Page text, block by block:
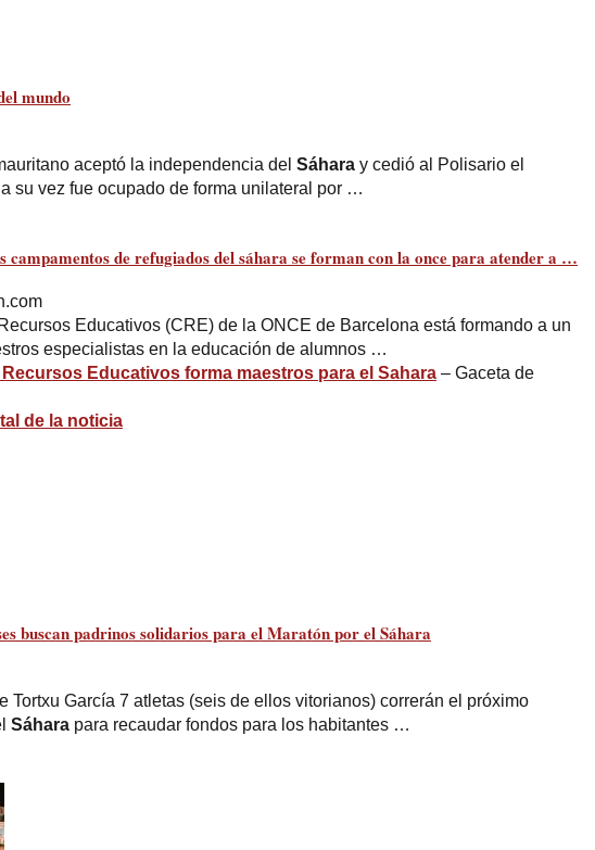
mundo
aceptó la independencia del Sáhara y cedió al Polisario el
su vez fue ocupado de forma unilateral por …
campamentos de refugiados delsáhara se forman con la once para atender a …
Educativos (CRE) de la ONCE de Barcelona está formando a un
especialistas en la educación de alumnos …
Recursos Educativos forma maestros para el Sahara – Gaceta de
de la noticia
buscan padrinos solidarios para el Maratón por elSáhara
Tortxu García 7 atletas (seis de ellos vitorianos) correrán el próximo
Sáhara para recaudar fondos para los habitantes …